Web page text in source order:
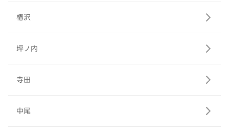
椿沢
坪ノ内
寺田
中尾